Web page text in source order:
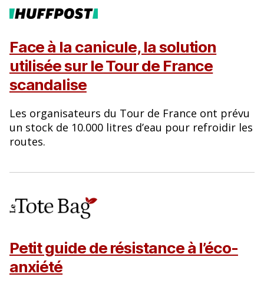
Face à la canicule, la solution
utilisée sur le Tour de France
scandalise
Les organisateurs du Tour de France ont prévu
un stock de 10.000 litres d’eau pour refroidir les
routes.
Petit guide de résistance à l’éco-
anxiété